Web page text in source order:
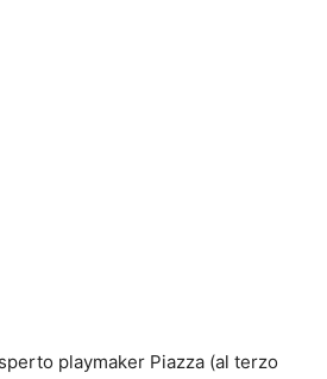
playmaker Piazza (al terzo